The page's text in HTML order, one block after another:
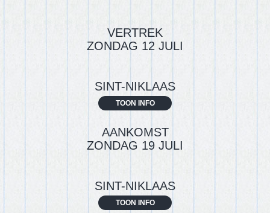
VERTREK
ZONDAG 12 JULI
SINT-NIKLAAS
TOON INFO
AANKOMST
ZONDAG 19 JULI
SINT-NIKLAAS
TOON INFO